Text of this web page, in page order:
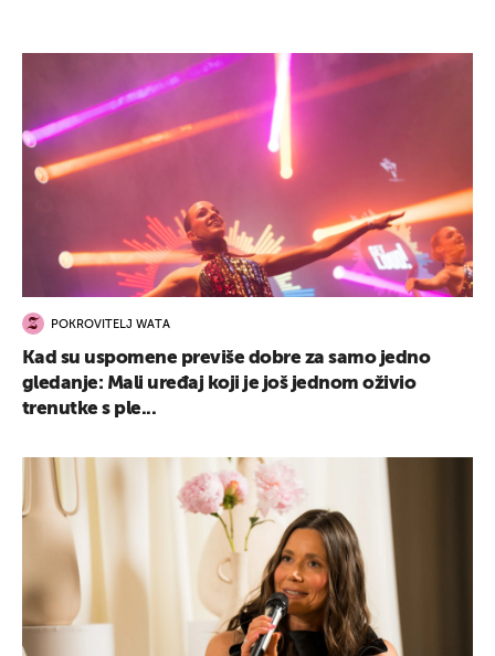
POKROVITELJ WATA
Kad su uspomene previše dobre za samo jedno
gledanje: Mali uređaj koji je još jednom oživio
trenutke s ple...